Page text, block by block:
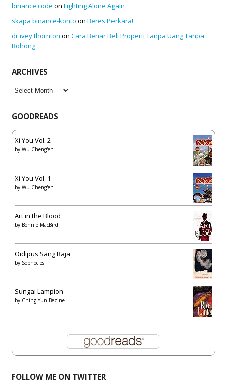
binance code on Fighting Alone Again
skapa binance-konto on Beres Perkara!
dr ivey thornton on Cara Benar Beli Properti Tanpa Uang Tanpa
Bohong
ARCHIVES
Archives
GOODREADS
Xi You Vol. 2
by Wu Cheng'en
Xi You Vol. 1
by Wu Cheng'en
Art in the Blood
by Bonnie MacBird
Oidipus Sang Raja
by Sophocles
Sungai Lampion
by Ching Yun Bezine
FOLLOW ME ON TWITTER